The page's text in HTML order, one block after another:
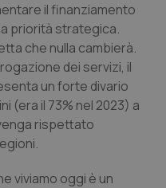
il finanziamento
priorità strategica.
che nulla cambierà.
dei servizi, il
un forte divario
(era il 73% nel 2023) a
rispettato
viviamo oggi è un